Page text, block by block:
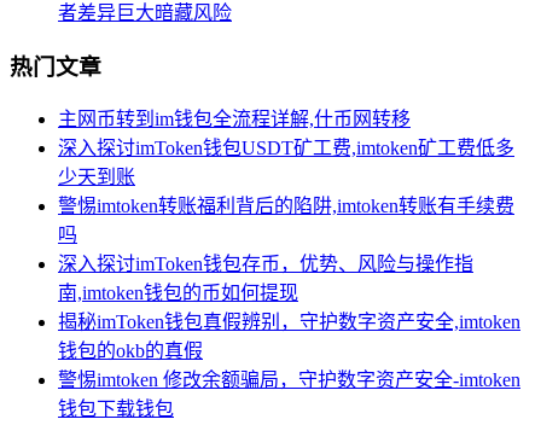
者差异巨大暗藏风险
热门文章
主网币转到im钱包全流程详解,什币网转移
深入探讨imToken钱包USDT矿工费,imtoken矿工费低多
少天到账
警惕imtoken转账福利背后的陷阱,imtoken转账有手续费
吗
深入探讨imToken钱包存币，优势、风险与操作指
南,imtoken钱包的币如何提现
揭秘imToken钱包真假辨别，守护数字资产安全,imtoken
钱包的okb的真假
警惕imtoken 修改余额骗局，守护数字资产安全-imtoken
钱包下载钱包